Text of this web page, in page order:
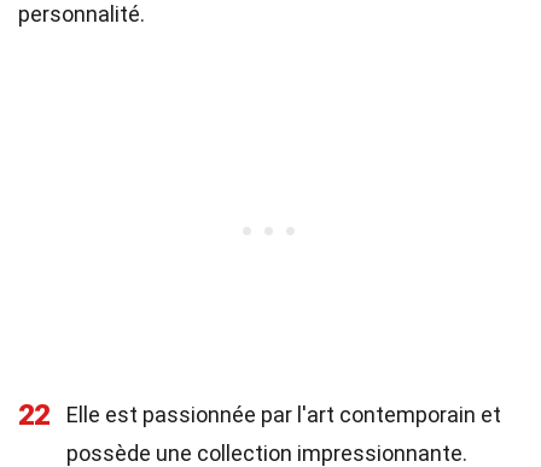
personnalité.
22
Elle est passionnée par l'art contemporain et
possède une collection impressionnante.